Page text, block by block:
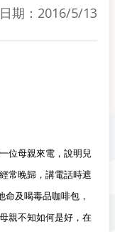
期：2016/5/13
位母親來電，說明兒
常晚歸，講電話時遮
及喝毒品咖啡包，
親不知如何是好，在